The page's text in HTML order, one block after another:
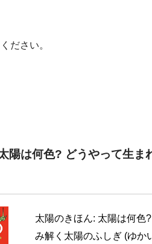
ださい。
陽は何色? どうやって生
太陽のきほん: 太陽は何色
み解く太陽のふしぎ (ゆか